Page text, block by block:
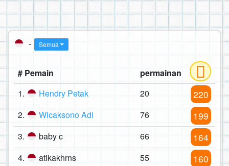
- Semua
# Pemain
permainan
1.
Hendry Petak 20 220
2. Wicaksono Adi 76 199
3. baby c 66 164
4. atikakhrns 55 160